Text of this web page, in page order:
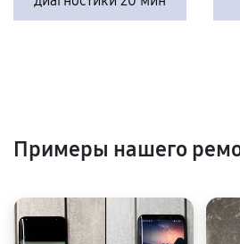
Примеры нашего